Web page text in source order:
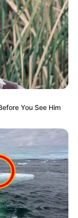
procedimento
Freepik.
médica como um
no caso da
diferença anatômica
o médico goza da
pessoa. O erro
inquérito policial não
inicial e
a autoridade policial
judicial, com
ao final da ação (e
You See Him